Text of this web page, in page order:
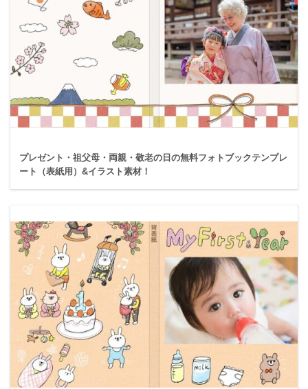
プレゼント・祖父母・両親・敬老の日の無料フォトブックテンプレ
ート（表紙用）&イラスト素材！